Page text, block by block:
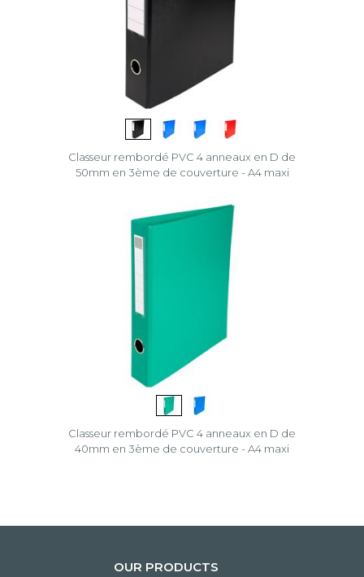
Classeur rembordé PVC 4 anneaux en D de
50mm en 3ème de couverture - A4 maxi
Classeur rembordé PVC 4 anneaux en D de
40mm en 3ème de couverture - A4 maxi
OUR PRODUCTS